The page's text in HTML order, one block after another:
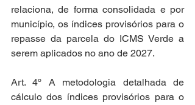
relaciona, de forma consolidada e por
município, os índices provisórios para o
repasse da parcela do ICMS Verde a
serem aplicados no ano de 2027.
Art. 4º A metodologia detalhada de
cálculo dos índices provisórios para o